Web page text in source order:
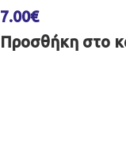
7.00€
Προσθήκη στο